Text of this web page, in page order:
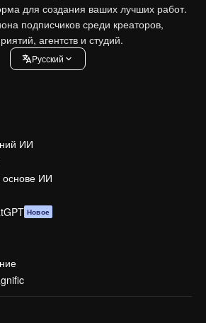
для создания ваших лучших работ.
подписчиков среди креаторов,
агентств и студий.
Pусский
ИИ
основе ИИ
Новое